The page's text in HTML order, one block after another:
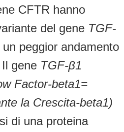
CFTR hanno
del gene TGF-
peggior andamento
gene TGF-β1
Factor-beta1=
la Crescita-beta1)
di una proteina